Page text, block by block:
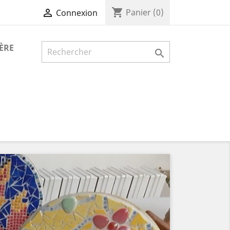
 Connexion shopping_cart Panier (0)

Suivant